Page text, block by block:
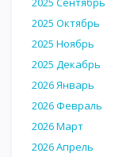
2025 Октябрь
2025 Ноябрь
2025 Декабрь
2026 Январь
2026 Февраль
2026 Март
2026 Апрель